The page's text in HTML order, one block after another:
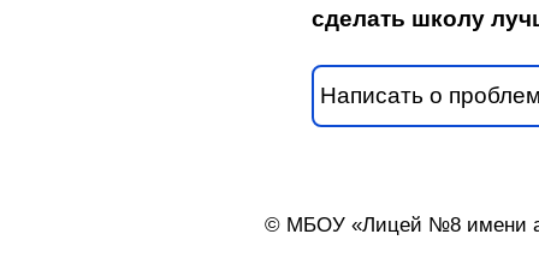
сделать школу
Написать о
© МБОУ «Лицей №8 имени